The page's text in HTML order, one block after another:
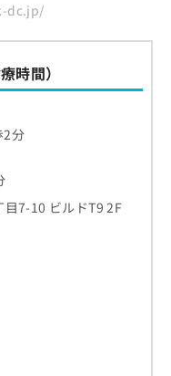
dc.jp/
時間）
2分
7-10 ビルドT9 2F